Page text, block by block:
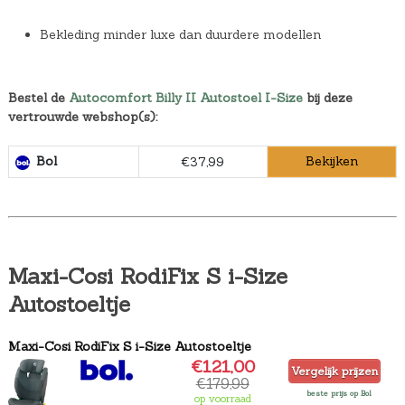
Bekleding minder luxe dan duurdere modellen
Bestel de Autocomfort Billy II Autostoel I-Size bij deze
vertrouwde webshop(s):
Bol €37,99 Bekijken
Maxi-Cosi RodiFix S i-Size
Autostoeltje
Maxi-Cosi RodiFix S i-Size Autostoeltje
€121,00
€179,99
op voorraad
Vergelijk prijzen
beste prijs op Bol